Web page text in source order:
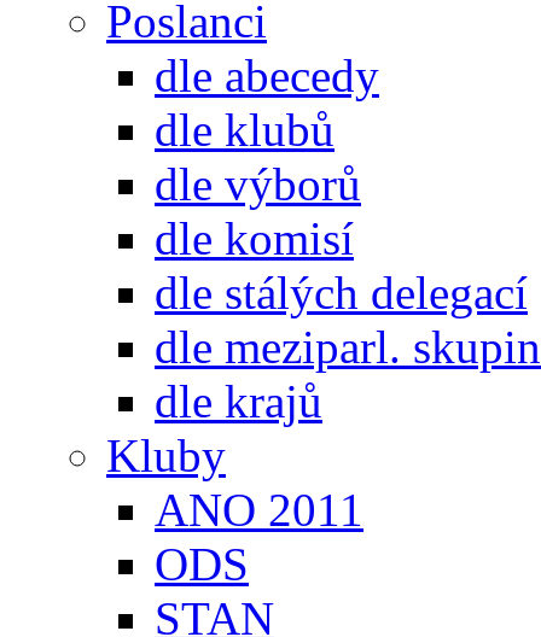
Poslanci
dle abecedy
dle klubů
dle výborů
dle komisí
dle stálých delegací
dle meziparl. skupin
dle krajů
Kluby
ANO 2011
ODS
STAN